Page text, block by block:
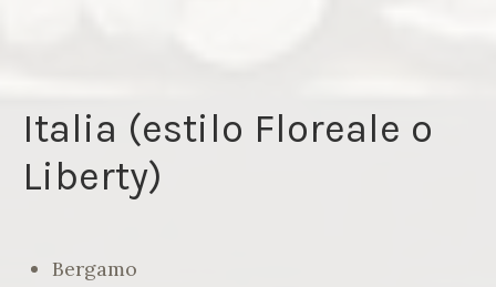
Italia (estilo Floreale o
Liberty)
Bergamo